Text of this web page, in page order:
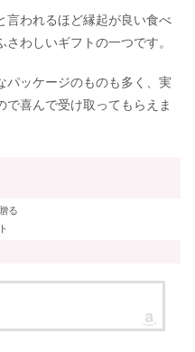
言われるほど縁起が良い食べ
わしいギフトの一つです。
パッケージのものも多く、実
で喜んで受け取ってもらえま
る